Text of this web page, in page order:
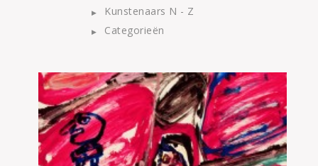
Kunstenaars N - Z
Categorieën